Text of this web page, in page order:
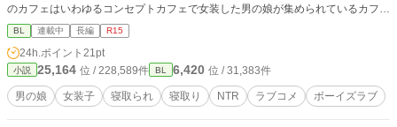
のカフェはいわゆるコンセプトカフェで女装した男の娘が集められているカフェ
だった そのコンカフェで仁志は店員として働く郁人を見つけた。仁志は郁人に
このことは誰にも言わないでと頼まれる 仁志は郁人がコンカフェで働いている
ことを秘密にする代わりに、とある関係を持つように交換条件を出すのだった―
―
BL 連載中 長編 R15
24h.ポイント 21pt
小説 25,164 位 / 228,589件 BL 6,420 位 / 31,383件
男の娘 女装子 寝取られ 寝取り NTR ラブコメ ボーイズラブ